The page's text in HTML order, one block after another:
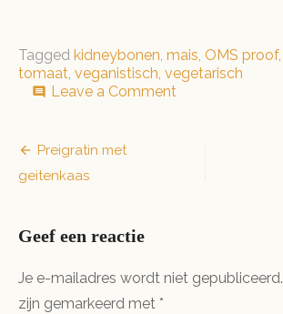
Tagged kidneybonen, mais, OMS proof,
tomaat, veganistisch, vegetarisch
comment Leave a Comment
Bericht
navigatie
Preigratin met
geitenkaas
Geef een reactie
Je e-mailadres wordt niet gepubliceerd.
zijn gemarkeerd met *